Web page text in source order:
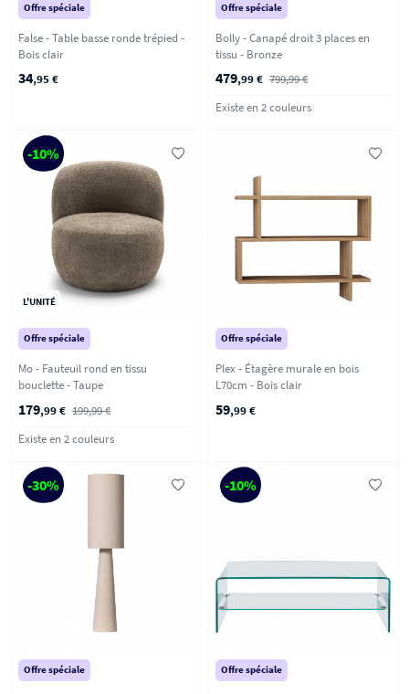
Offre spéciale
False - Table basse ronde trépied -
Bois clair
34,95 €
Offre spéciale
Bolly - Canapé droit 3 places en
tissu - Bronze
479,99 € 799,99 €
Existe en 2 couleurs
-10%
L'UNITÉ
Offre spéciale
Mo - Fauteuil rond en tissu
bouclette - Taupe
179,99 € 199,99 €
Existe en 2 couleurs
Offre spéciale
Plex - Étagère murale en bois
L70cm - Bois clair
59,99 €
-30%
Offre spéciale
-10%
Offre spéciale